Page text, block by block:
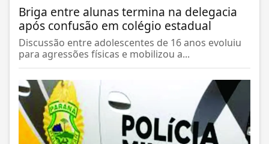
Briga entre alunas termina na delegacia
após confusão em colégio estadual
Discussão entre adolescentes de 16 anos evoluiu
para agressões físicas e mobilizou a...